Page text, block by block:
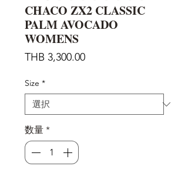
CHACO ZX2 CLASSIC
PALM AVOCADO
WOMENS
THB 3,300.00価
Size *
数量 *